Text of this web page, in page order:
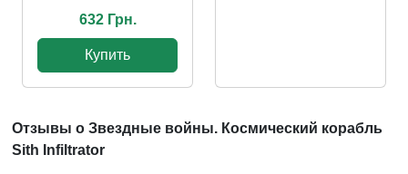
632 Грн.
Купить
Отзывы о Звездные войны. Космический корабль
Sith Infiltrator